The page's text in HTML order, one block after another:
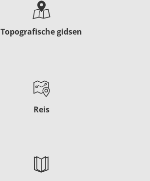
Topografische gidsen
Reis